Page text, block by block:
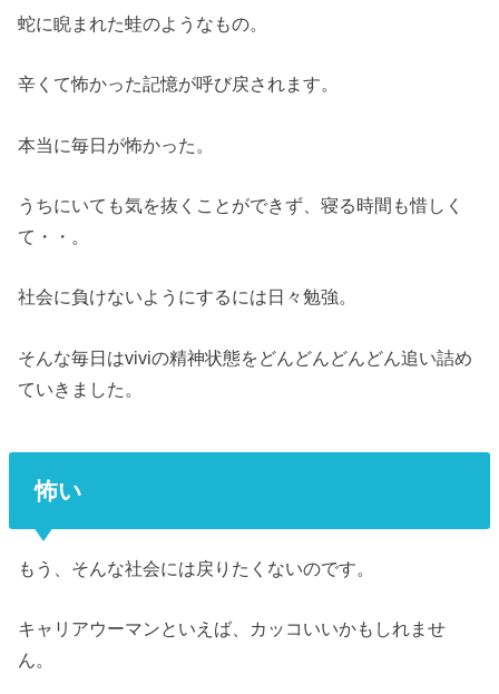
蛇に睨まれた蛙のようなもの。
辛くて怖かった記憶が呼び戻されます。
本当に毎日が怖かった。
うちにいても気を抜くことができず、寝る時間も惜しく
て・・。
社会に負けないようにするには日々勉強。
そんな毎日はviviの精神状態をどんどんどんどん追い詰め
ていきました。
怖い
もう、そんな社会には戻りたくないのです。
キャリアウーマンといえば、カッコいいかもしれませ
ん。